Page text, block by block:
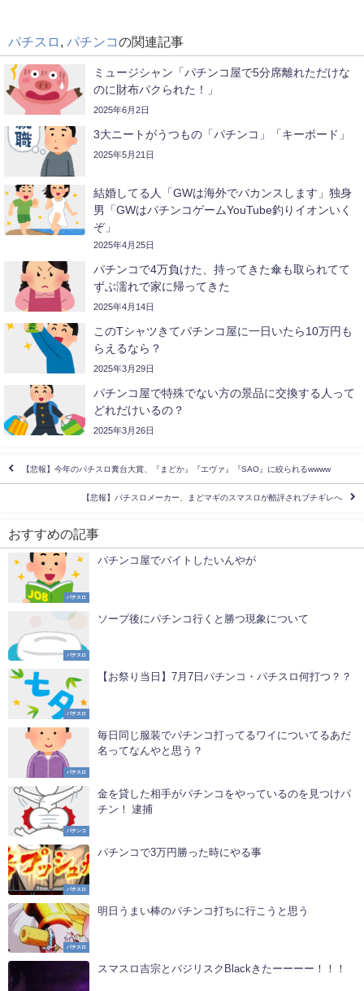
パチスロ , パチンコの関連記事
ミュージシャン「パチンコ屋で5分席離れただけな
のに財布パクられた！」
2025年6月2日
3大ニートがうつもの「パチンコ」「キーボード」
2025年5月21日
結婚してる人「GWは海外でバカンスします」独身
男「GWはパチンコゲームYouTube釣りイオンいく
ぞ」
2025年4月25日
パチンコで4万負けた、持ってきた傘も取られてて
ずぶ濡れで家に帰ってきた
2025年4月14日
このTシャツきてパチンコ屋に一日いたら10万円も
らえるなら？
2025年3月29日
パチンコ屋で特殊でない方の景品に交換する人って
どれだけいるの？
2025年3月26日
【悲報】今年のパチスロ糞台大賞、『まどか』『エヴァ』『SAO』に絞られるwwww
【悲報】パチスロメーカー、まどマギのスマスロが酷評されブチギレへ
おすすめの記事
パチスロ
パチンコ屋でバイトしたいんやが
パチスロ
ソープ後にパチンコ行くと勝つ現象について
パチスロ
【お祭り当日】7月7日パチンコ・パチスロ何打つ？？
パチスロ
毎日同じ服装でパチンコ打ってるワイについてるあだ
名ってなんやと思う？
パチンコ
金を貸した相手がパチンコをやっているのを見つけパ
チン！ 逮捕
パチスロ
パチンコで3万円勝った時にやる事
パチスロ
明日うまい棒のパチンコ打ちに行こうと思う
スマスロ吉宗とバジリスクBlackきたーーーー！！！